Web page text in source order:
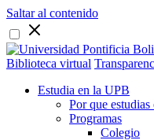
Saltar al contenido
Biblioteca virtual
Estudia en la UPB
Por que
Programas
Colegio